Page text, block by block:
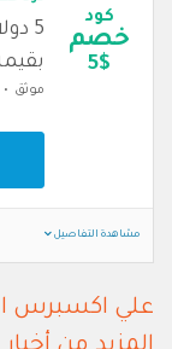
كود
خصم
5$
5
بقيمة 35 دولار او
موثق
مشاهدة التفاصيل
علي اكسبرس